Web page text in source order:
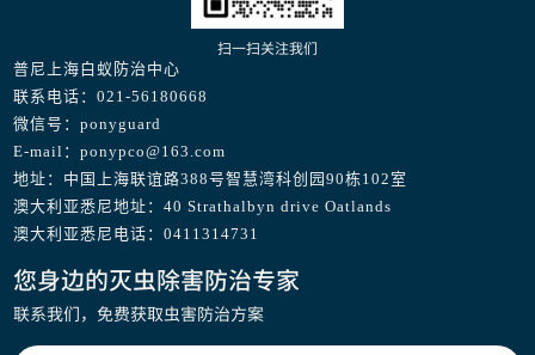
扫一扫关注我们
普尼上海白蚁防治中心
联系电话：021-56180668
微信号：ponyguard
E-mail：ponypco@163.com
地址：中国上海联谊路388号智慧湾科创园90栋102室
澳大利亚悉尼地址：40 Strathalbyn drive Oatlands
澳大利亚悉尼电话：0411314731
您身边的灭虫除害防治专家
联系我们，免费获取虫害防治方案